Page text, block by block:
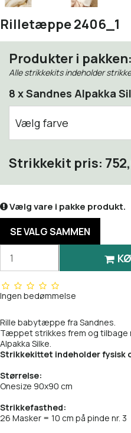
Rilletæppe 2406_1
Produkter i pakken:
Alle strikkekits indeholder
8 x Sandnes Alpakka
Vælg farve
1042 Grey Melange
1099 Black
2112 Soft Sunlight - NY!
2511 Almond
2521 Sand
3161 Acorn
3511 Pudder-rosa
3591 Chocolate Plum - NY!
Strikkekit pris:
Vælg vare i pakke produkt.
SE VALG SAMMEN
Ingen bedømmelse
Rille babytæppe fra Sandnes.
Tæppet strikkes frem og tilbage
Alpakka Silke.
Strikkekittet indeholder fysisk
Størrelse:
Onesize 90x90 cm
Strikkefasthed:
26 Masker = 10 cm på pinde nr. 3